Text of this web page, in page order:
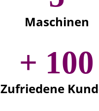
Maschinen
+ 100
Zufriedene